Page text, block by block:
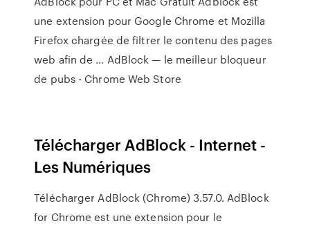
une extension pour Google Chrome et Mozilla
Firefox chargée de filtrer le contenu des pages
web afin de … AdBlock — le meilleur bloqueur
de pubs - Chrome Web Store
Télécharger AdBlock - Internet -
Les Numériques
Télécharger AdBlock (Chrome) 3.57.0. AdBlock
for Chrome est une extension pour le